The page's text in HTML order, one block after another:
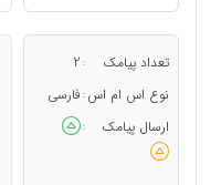
تعداد پیامک :
2
نوع اس ام اس : فارسی
ارسال پیامک
: